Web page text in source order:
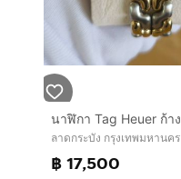
ลาดกระบัง กรุงเทพมหานคร
฿ 17,500